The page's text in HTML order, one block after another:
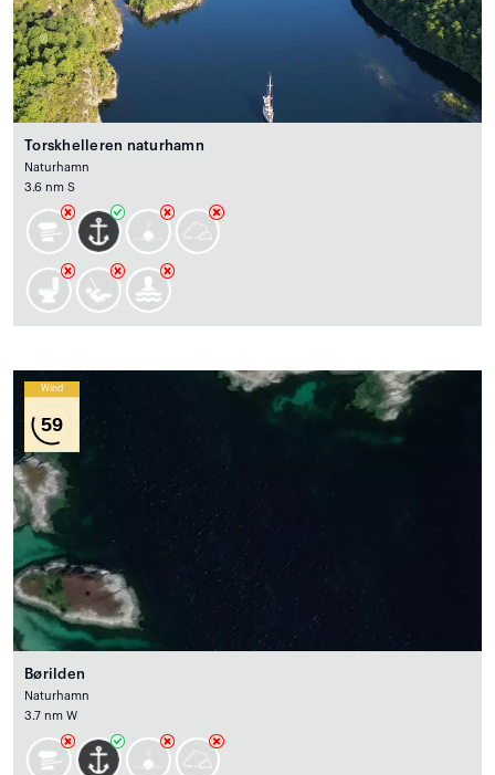
Torskhelleren naturhamn
Naturhamn
3.6 nm S
Wind
59
Børilden
Naturhamn
3.7 nm W